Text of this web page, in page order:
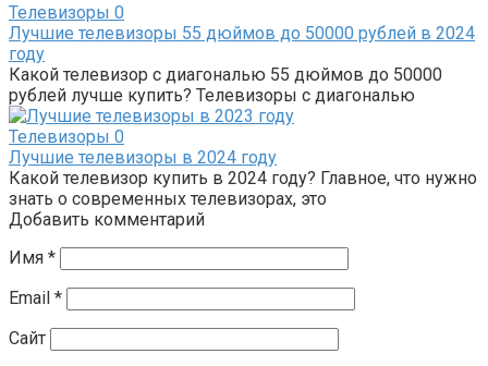
Телевизоры 0
Лучшие телевизоры 55 дюймов до 50000 рублей в 2024
году
Какой телевизор с диагональю 55 дюймов до 50000
рублей лучше купить? Телевизоры с диагональю
Телевизоры 0
Лучшие телевизоры в 2024 году
Какой телевизор купить в 2024 году? Главное, что нужно
знать о современных телевизорах, это
Добавить комментарий
Имя *
Email *
Сайт